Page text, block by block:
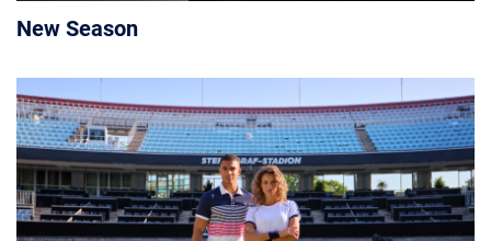
New Season